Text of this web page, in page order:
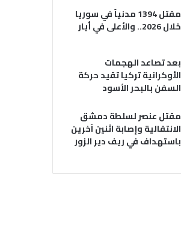
مقتل 1394 مدنياً في سوريا
خلال 2026.. والأعلى في أيار
بعد تصاعد الهجمات
الأوكرانية تركيا تقيد حركة
السفن بالبحر الأسود
مقتل عنصر لسلطة دمشق
الانتقالية وإصابة اثنين آخرين
باستهداف في ريف دير الزور